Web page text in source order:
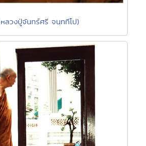
ลวงปู่จันทร์ศรี จนฺททีโป)